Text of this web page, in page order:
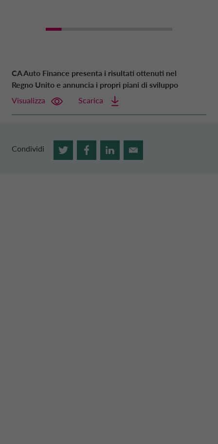
CA Auto Finance presenta i risultati ottenuti nel
Regno Unito e annuncia i propri piani di sviluppo
Visualizza
Scarica
Condividi